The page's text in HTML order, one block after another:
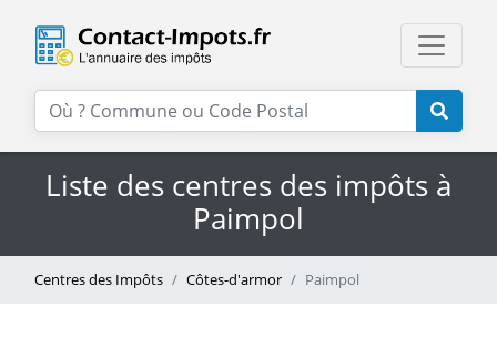
Liste des centres des impôts à
Paimpol
Centres des Impôts Côtes-d'armor Paimpol